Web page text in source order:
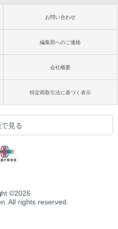
お問い合わせ
編集部へのご連絡
会社概要
特定商取引法に基づく表示
見る
©2026
All rights reserved.